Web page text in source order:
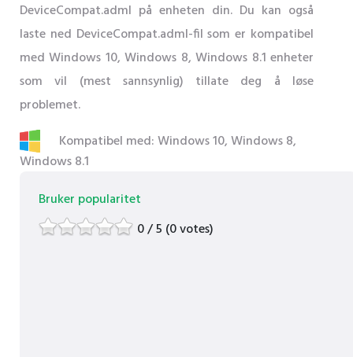
DeviceCompat.adml på enheten din. Du kan også
laste ned DeviceCompat.adml-fil som er kompatibel
med Windows 10, Windows 8, Windows 8.1 enheter
som vil (mest sannsynlig) tillate deg å løse
problemet.
Kompatibel med: Windows 10, Windows 8,
Windows 8.1
Bruker popularitet
0 / 5 (0 votes)